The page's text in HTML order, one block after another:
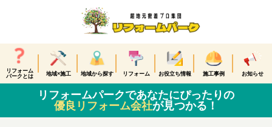
リフォーム
パークとは
地域×施工 地域から探す リフォーム お役立ち情報 施工事例 お知らせ
リフォームパークであなたにぴったりの
優良リフォーム会社が見つかる！